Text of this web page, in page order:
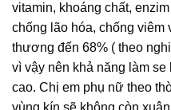
vitamin, khoáng chất,
chống lão hóa, chống viêm
thương đến 68% ( theo
vì vậy nên khả năng làm
cao. Chị em phụ nữ theo